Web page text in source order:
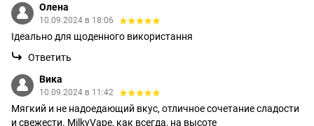
Олена
10.09.2024 в 18:06
Ідеально для щоденного використання
Ответить
Вика
10.09.2024 в 11:42
Мягкий и не надоедающий вкус, отличное сочетание сладости
и свежести. MilkyVape, как всегда, на высоте